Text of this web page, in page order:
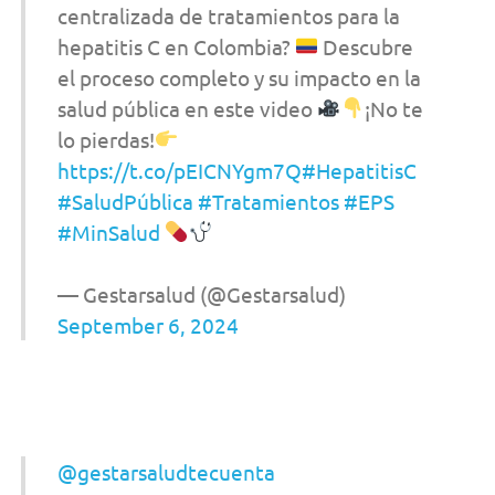
centralizada de tratamientos para la
hepatitis C en Colombia?
Descubre
el proceso completo y su impacto en la
salud pública en este video
¡No te
lo pierdas!
https://t.co/pEICNYgm7Q#HepatitisC
#SaludPública #Tratamientos #EPS
#MinSalud
— Gestarsalud (@Gestarsalud)
September 6, 2024
@gestarsaludtecuenta